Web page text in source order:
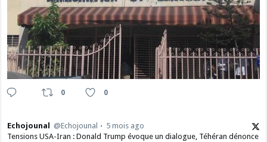
0 0
Echojounal @Echojounal
5 mois ago
Tensions USA-Iran : Donald Trump évoque un dialogue, Téhéran dénonce